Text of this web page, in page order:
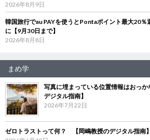
2026年8月9日
韓国旅行でau PAYを使うとPontaポイント最大20％
に【9月30日まで】
2026年8月8日
まめ学
写真に埋まっている位置情報はおっ
デジタル指南】
2026年7月22日
ゼロトラストって何？ 【岡嶋教授のデジタル指南】